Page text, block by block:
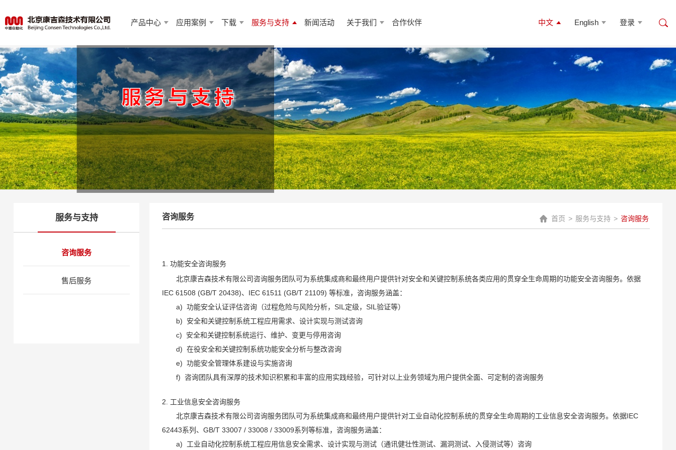
产品中心 应用案例 下载 服务与支持 新闻活动 关于我们 合作伙伴 中文 English 登录
服务与支持
咨询服务
售后服务
咨询服务 首页 > 服务与支持 > 咨询服务
1. 功能安全咨询服务
北京康吉森技术有限公司咨询服务团队可为系统集成商和最终用户提供针对安全和关键控制系统各类应用的贯穿全生命周期的功能安全咨询服务。依据
IEC 61508 (GB/T 20438)、IEC 61511 (GB/T 21109) 等标准，咨询服务涵盖：
a) 功能安全认证评估咨询（过程危险与风险分析，SIL定级，SIL验证等）
b) 安全和关键控制系统工程应用需求、设计实现与测试咨询
c) 安全和关键控制系统运行、维护、变更与停用咨询
d) 在役安全和关键控制系统功能安全分析与整改咨询
e) 功能安全管理体系建设与实施咨询
f) 咨询团队具有深厚的技术知识积累和丰富的应用实践经验，可针对以上业务领域为用户提供全面、可定制的咨询服务
2. 工业信息安全咨询服务
北京康吉森技术有限公司咨询服务团队可为系统集成商和最终用户提供针对工业自动化控制系统的贯穿全生命周期的工业信息安全咨询服务。依据IEC
62443系列、GB/T 33007 / 33008 / 33009系列等标准，咨询服务涵盖：
a) 工业自动化控制系统工程应用信息安全需求、设计实现与测试（通讯健壮性测试、漏洞测试、入侵测试等）咨询